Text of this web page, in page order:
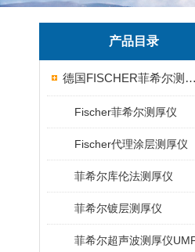
产品目录
德国FISCHER菲希尔测厚仪
Fischer菲希尔测厚仪
Fischer代理涂层测厚仪
菲希尔库伦法测厚仪
菲希尔镀层测厚仪